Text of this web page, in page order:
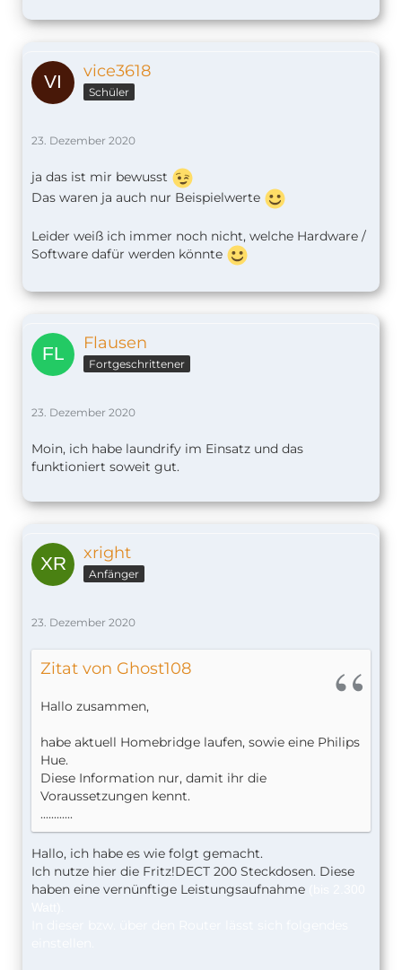
vice3618
Schüler
23. Dezember 2020
ja das ist mir bewusst
Das waren ja auch nur Beispielwerte
Leider weiß ich immer noch nicht, welche Hardware /
Software dafür werden könnte
Flausen
Fortgeschrittener
23. Dezember 2020
Moin, ich habe laundrify im Einsatz und das
funktioniert soweit gut.
xright
Anfänger
23. Dezember 2020
Zitat von Ghost108
Hallo zusammen,
habe aktuell Homebridge laufen, sowie eine Philips
Hue.
Diese Information nur, damit ihr die
Voraussetzungen kennt.
............
Hallo, ich habe es wie folgt gemacht.
Ich nutze hier die Fritz!DECT 200 Steckdosen. Diese
haben eine vernünftige Leistungsaufnahme